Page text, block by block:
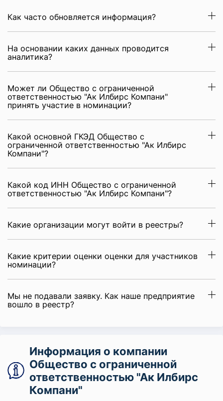
Как часто обновляется информация?
На основании каких данных проводится
аналитика?
Может ли Общество с ограниченной
ответственностью "Ак Илбирс Компани"
принять участие в номинации?
Какой основной ГКЭД Общество с
ограниченной ответственностью "Ак Илбирс
Компани"?
Какой код ИНН Общество с ограниченной
ответственностью "Ак Илбирс Компани"?
Какие организации могут войти в реестры?
Какие критерии оценки оценки для участников
номинации?
Мы не подавали заявку. Как наше предприятие
вошло в реестр?
Информация о компании
Общество с ограниченной
ответственностью "Ак Илбирс
Компани"